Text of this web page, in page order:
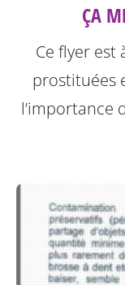
ÇA
Ce flyer est
prostituées
l’importance